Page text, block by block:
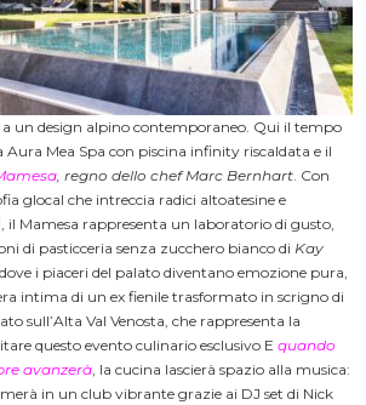
a un design alpino contemporaneo. Qui il tempo
Mea Spa con piscina infinity riscaldata e il
, regno dello chef Marc Bernhart . Con
glocal che intreccia radici altoatesine e
Mamesa rappresenta un laboratorio di gusto,
di pasticceria senza zucchero bianco di Kay
dove i piaceri del palato diventano emozione pura,
intima di un ex fienile trasformato in scrigno di
sull’Alta Val Venosta, che rappresenta la
questo evento culinario esclusivo Equando
avanzerà , la cucina lascierà spazio alla musica:
in un club vibrante grazie ai DJ set di Nick